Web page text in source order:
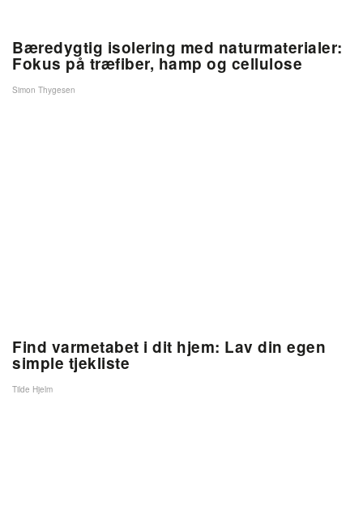
Bæredygtig isolering med naturmaterialer:
Fokus på træfiber, hamp og cellulose
Simon Thygesen
Find varmetabet i dit hjem: Lav din egen
simple tjekliste
Tilde Hjelm